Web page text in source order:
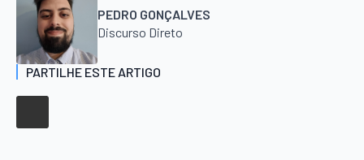
PEDRO GONÇALVES
Discurso Direto
PARTILHE ESTE ARTIGO